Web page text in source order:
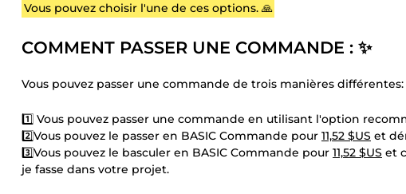
Vous pouvez choisir l'une de ces options. 🙏
COMMENT PASSER UNE COMMANDE : ✨
Vous pouvez passer une commande de trois manières différentes:
1️⃣ Vous pouvez passer une commande en utilisant l'option
2️⃣Vous pouvez le passer en BASIC Commande pour 11,52 $US et
3️⃣Vous pouvez le basculer en BASIC Commande pour 11,52 $US et
je fasse dans votre projet.